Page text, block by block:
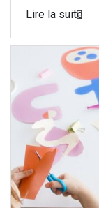
Lire la suite